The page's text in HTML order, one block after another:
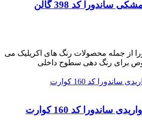
کد 398 گالن
از جمله محصولات رنگ های اکریلیک می
برای رنگ دهی سطوح داخلی
ساندورا کد 160 کوارت